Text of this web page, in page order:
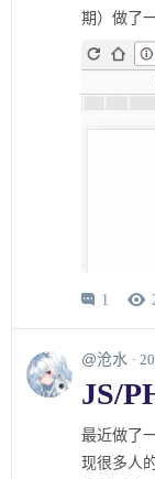
期）做了
 1 
@沧水 ·
JS/
最近做了
现很多人